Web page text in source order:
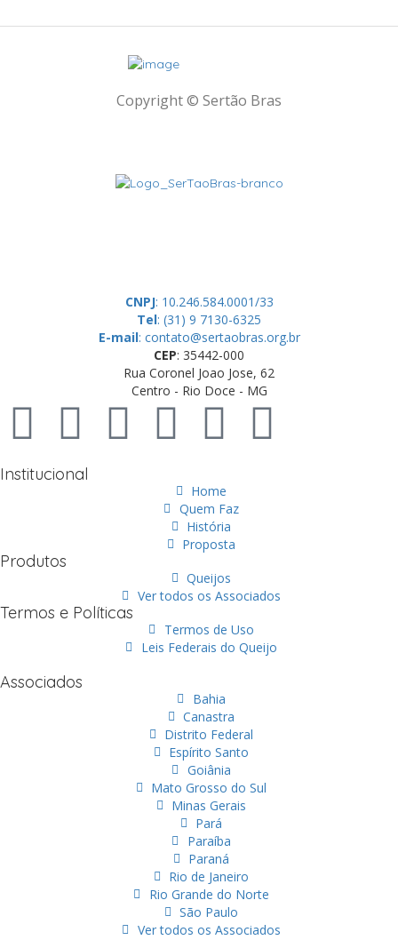
Copyright © Sertão Bras
CNPJ: 10.246.584.0001/33
Tel: (31) 9 7130-6325
E-mail: contato@sertaobras.org.br
CEP: 35442-000
Rua Coronel Joao Jose, 62
Centro - Rio Doce - MG
Institucional
Home
Quem Faz
História
Proposta
Produtos
Queijos
Ver todos os Associados
Termos e Políticas
Termos de Uso
Leis Federais do Queijo
Associados
Bahia
Canastra
Distrito Federal
Espírito Santo
Goiânia
Mato Grosso do Sul
Minas Gerais
Pará
Paraíba
Paraná
Rio de Janeiro
Rio Grande do Norte
São Paulo
Ver todos os Associados